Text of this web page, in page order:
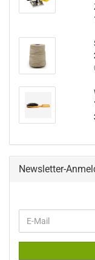
Newsletter-
ZUR
E-
Mail